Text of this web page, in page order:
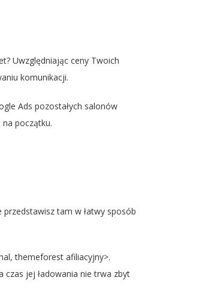
Uwzględniając ceny Twoich
komunikacji.
Ads pozostałych salonów
początku.
tam w łatwy sposób
themeforest afiliacyjny>.
jej ładowania nie trwa zbyt